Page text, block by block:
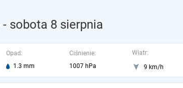
- sobota 8 sierpnia
Opad:
1.3 mm
Ciśnienie:
1007 hPa
Wiatr:
9 km/h